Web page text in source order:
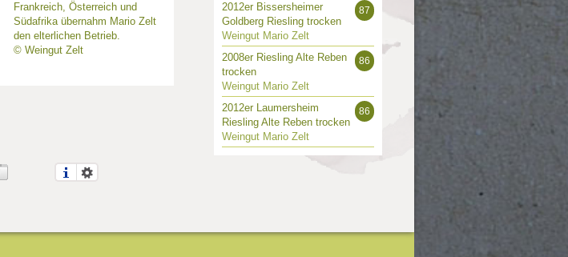
Frankreich, Österreich und
Südafrika übernahm Mario Zelt
den elterlichen Betrieb.
© Weingut Zelt
87
2012er Bissersheimer
Goldberg Riesling trocken
Weingut Mario Zelt
86
2008er Riesling Alte Reben
trocken
Weingut Mario Zelt
86
2012er Laumersheim
Riesling Alte Reben trocken
Weingut Mario Zelt